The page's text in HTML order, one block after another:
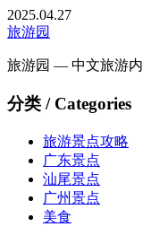
2025.04.27
旅游园
旅游园 — 中文旅游内
分类 / Categories
旅游景点攻略
广东景点
汕尾景点
广州景点
美食